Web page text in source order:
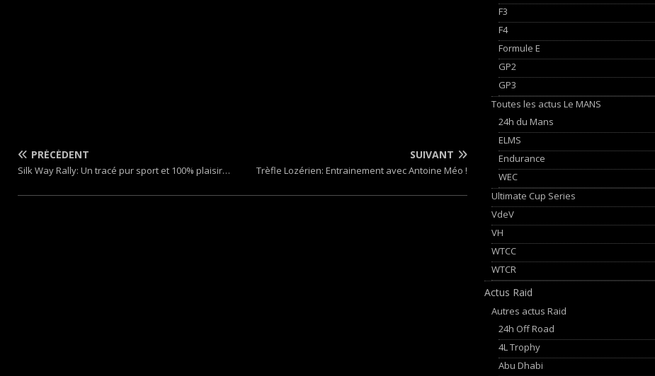
PRÉCÉDENT
Silk Way Rally: Un tracé pur sport et 100% plaisir…
SUIVANT
Trèfle Lozérien: Entrainement avec Antoine Méo !
F3
F4
Formule E
GP2
GP3
Toutes les actus Le MANS
24h du Mans
ELMS
Endurance
WEC
Ultimate Cup Series
VdeV
VH
WTCC
WTCR
Actus Raid
Autres actus Raid
24h Off Road
4L Trophy
Abu Dhabi